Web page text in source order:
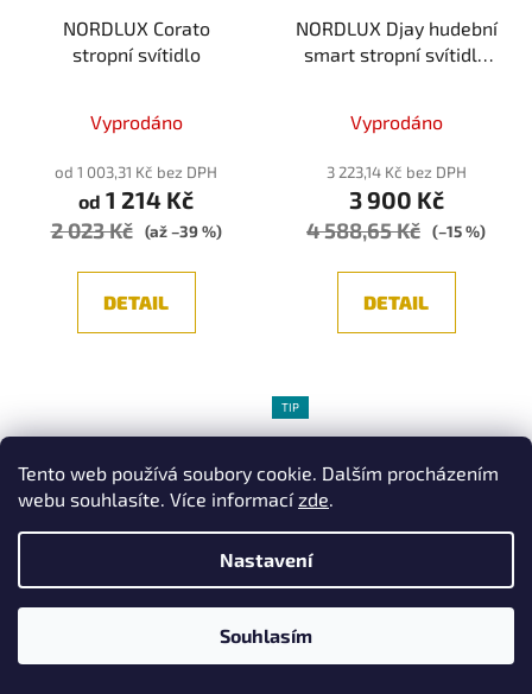
Tento web používá soubory cookie. Dalším procházením
webu souhlasíte. Více informacízde.
Nastavení
Souhlasím
NORDLUX Corato
stropní svítidlo
Vyprodáno
od 1 003,31 Kč bez DPH
od 1 214 Kč
2 023 Kč (až –39 %)
DETAIL
NORDLUX Djay hudební
smart stropní svítidlo
Vyprodáno
3 223,14 Kč bez DPH
3 900 Kč
4 588,65 Kč (–15 %)
DETAIL
NORDLUX Elkton
vestavný LED panel se
stmíváním
TIP
NORDLUX Kaito 2 Dim
stmívatelné výklopné
LED světlo